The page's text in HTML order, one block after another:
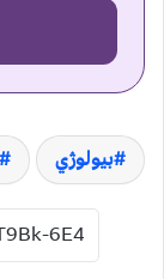
بیولوژي